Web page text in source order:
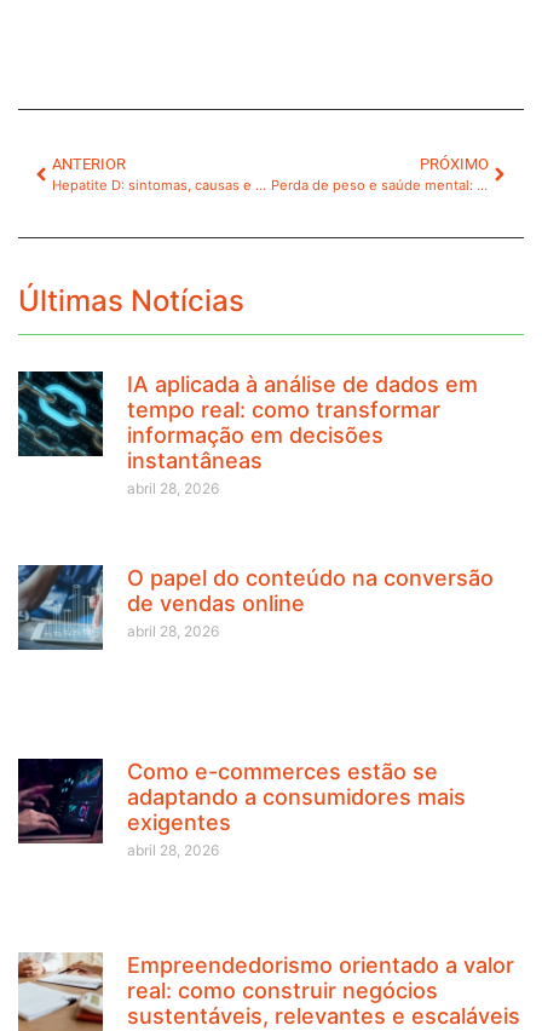
ANTERIOR
Hepatite D: sintomas, causas e cuidados
PRÓXIMO
Perda de peso e saúde mental: a importância do equilíbrio
Últimas Notícias
IA aplicada à análise de dados em
tempo real: como transformar
informação em decisões
instantâneas
abril 28, 2026
O papel do conteúdo na conversão
de vendas online
abril 28, 2026
Como e-commerces estão se
adaptando a consumidores mais
exigentes
abril 28, 2026
Empreendedorismo orientado a valor
real: como construir negócios
sustentáveis, relevantes e escaláveis